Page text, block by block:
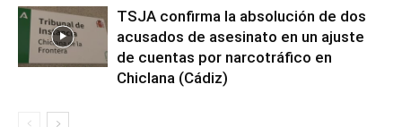
TSJA confirma la absolución de dos
acusados de asesinato en un ajuste
de cuentas por narcotráfico en
Chiclana (Cádiz)